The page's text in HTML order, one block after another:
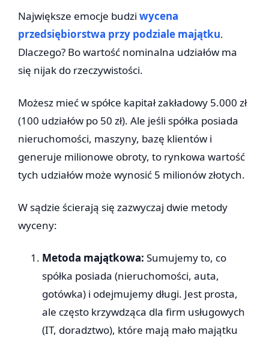
Największe emocje budzi wycena
przedsiębiorstwa przy podziale majątku.
Dlaczego? Bo wartość nominalna udziałów ma
się nijak do rzeczywistości.
Możesz mieć w spółce kapitał zakładowy 5.000 zł
(100 udziałów po 50 zł). Ale jeśli spółka posiada
nieruchomości, maszyny, bazę klientów i
generuje milionowe obroty, to rynkowa wartość
tych udziałów może wynosić 5 milionów złotych.
W sądzie ścierają się zazwyczaj dwie metody
wyceny:
Metoda majątkowa: Sumujemy to, co
spółka posiada (nieruchomości, auta,
gotówka) i odejmujemy długi. Jest prosta,
ale często krzywdząca dla firm usługowych
(IT, doradztwo), które mają mało majątku